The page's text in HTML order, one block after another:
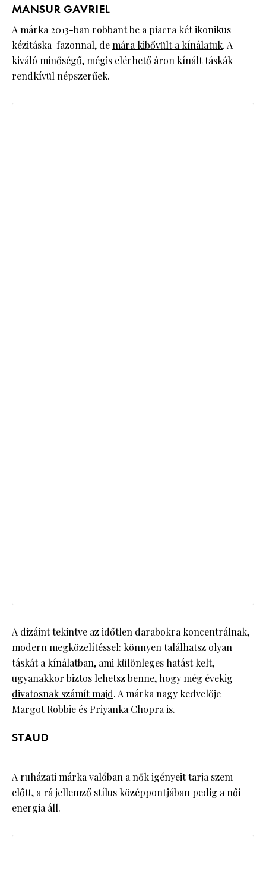
MANSUR GAVRIEL
A márka 2013-ban robbant be a piacra két ikonikus
kézitáska-fazonnal, demára kibővült a kínálatuk. A
kiváló minőségű, mégis elérhető áron kínált táskák
rendkívül népszerűek.
A dizájnt tekintve az időtlen darabokra koncentrálnak,
modern megközelítéssel: könnyen találhatsz olyan
táskát a kínálatban, ami különleges hatást kelt,
ugyanakkor biztos lehetsz benne, hogymég évekig
divatosnak számít majd. A márka nagy kedvelője
Margot Robbie és Priyanka Chopra is.
STAUD
A ruházati márka valóban a nők igényeit tarja szem
előtt, a rá jellemző stílus középpontjában pedig a női
energia áll.